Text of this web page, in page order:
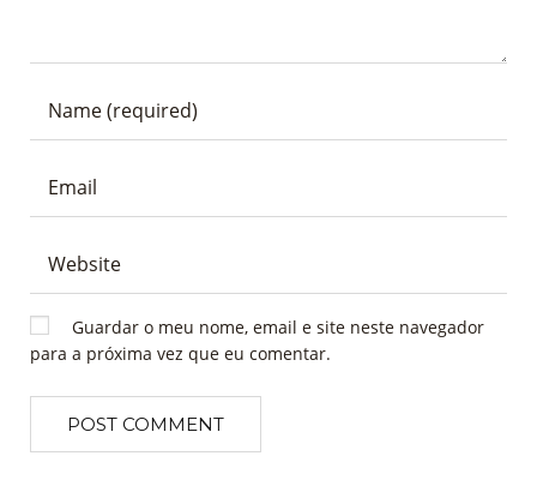
Guardar o meu nome, email e site neste navegador
para a próxima vez que eu comentar.